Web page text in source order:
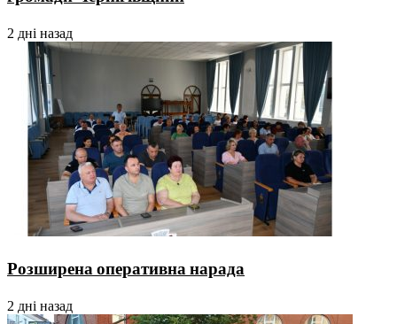
2 дні назад
Розширена оперативна нарада
2 дні назад